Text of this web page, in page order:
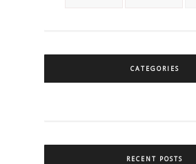
CATEGORIES
RECENT POSTS